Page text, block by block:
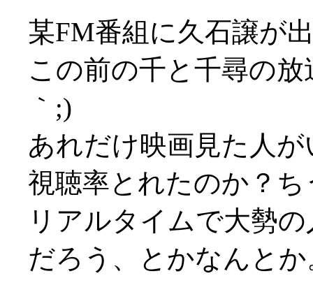
某FM番組に久石譲が
この前の千と千尋の
｀;)
あれだけ映画見た人
視聴率とれたのか？
リアルタイムで大勢
だろう、とかなんとか